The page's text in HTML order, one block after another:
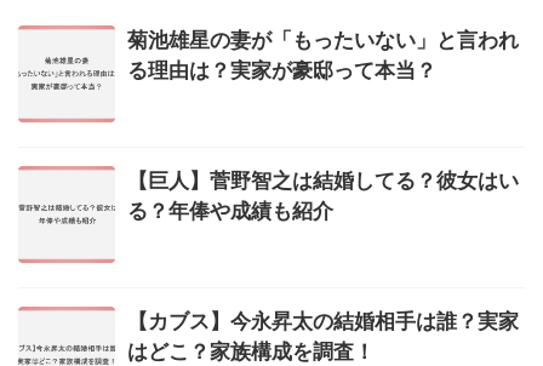
菊池雄星の妻が「もったいない」と言われ
る理由は？実家が豪邸って本当？
【巨人】菅野智之は結婚してる？彼女はい
る？年俸や成績も紹介
【カブス】今永昇太の結婚相手は誰？実家
はどこ？家族構成を調査！